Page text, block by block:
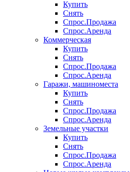
Купить
Снять
Спрос.Продажа
Спрос.Аренда
Коммерческая
Купить
Снять
Спрос.Продажа
Спрос.Аренда
Гаражи, машиноместа
Купить
Снять
Спрос.Продажа
Спрос.Аренда
Земельные участки
Купить
Снять
Спрос.Продажа
Спрос.Аренда